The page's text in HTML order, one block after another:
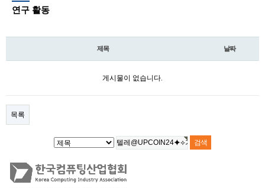
연구 활동
제목 날짜
게시물이 없습니다.
목록